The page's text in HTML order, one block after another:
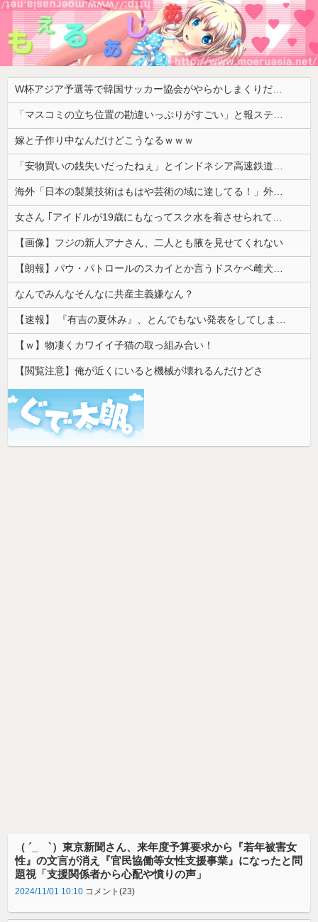
W杯アジア予選等で韓国サッカー協会がやらかしまくりだと発覚、「いきなり共同開催になったしな」と日韓共催の件に言及する声も……
「マスコミの立ち位置の勘違いっぷりがすごい」と報ステ大越キャスターの台詞に視聴者絶句、高市とトランプを同列視させようという思惑がひしひしと
嫁と子作り中なんだけどこうなるｗｗｗ
「安物買いの銭失いだったねぇ」とインドネシア高速鉄道の最終処分に日本側騒然、国家予算は使わないというと何が財源なんだ？
海外「日本の製菓技術はもはや芸術の域に達してる！」外国人が驚いた日本のお菓子の見た目とは・・・？【海外の反応】
女さん ｢アイドルが19歳にもなってスク水を着させられている！｣⇒結果ｗｗｗ
【画像】フジの新人アナさん、二人とも腋を見せてくれない
【朗報】パウ・パトロールのスカイとか言うドスケベ雌犬🐶ｗｗｗｗｗｗｗｗｗｗｗｗ
なんでみんなそんなに共産主義嫌なん？
【速報】 『有吉の夏休み』、とんでもない発表をしてしまう！！！！！
【ｗ】物凄くカワイイ子猫の取っ組み合い！
【閲覧注意】俺が近くにいると機械が壊れるんだけどさ
（ ´_ゝ`）東京新聞さん、来年度予算要求から『若年被害女
性』の文言が消え『官民協働等女性支援事業』になったと問
題視「支援関係者から心配や憤りの声」
2024/11/01 10:10 コメント(23)